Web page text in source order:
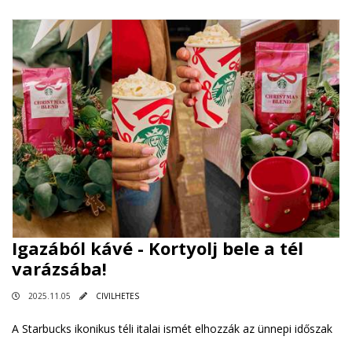
Igazából kávé - Kortyolj bele a tél
varázsába!
2025.11.05 CIVILHETES
A Starbucks ikonikus téli italai ismét elhozzák az ünnepi időszak